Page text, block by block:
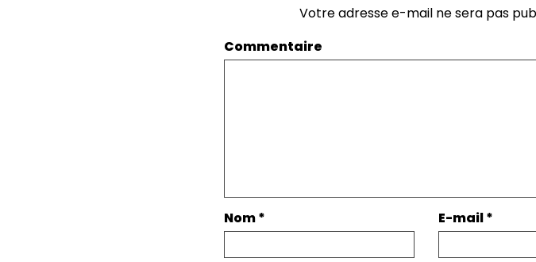
Votre adresse e-mail ne sera pas
Commentaire
Nom* E-mail*